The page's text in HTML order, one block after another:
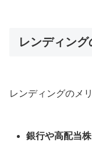
レンディン
レンディングのメ
銀行や高配当